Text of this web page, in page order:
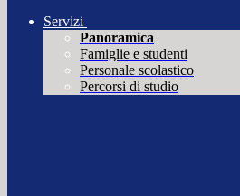
Servizi
Panoramica
Famiglie e studenti
Personale scolastico
Percorsi di studio